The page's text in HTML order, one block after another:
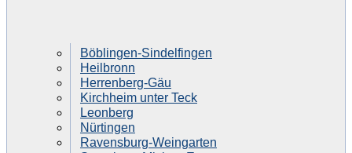
Böblingen-Sindelfingen
Heilbronn
Herrenberg-Gäu
Kirchheim unter Teck
Leonberg
Nürtingen
Ravensburg-Weingarten